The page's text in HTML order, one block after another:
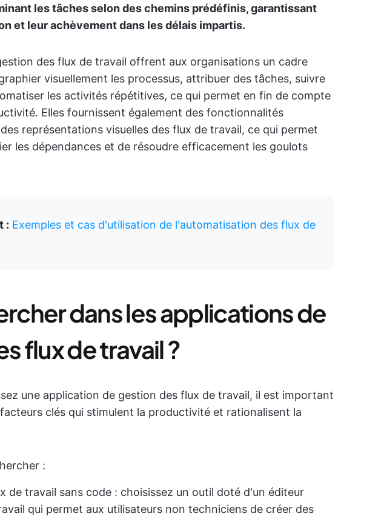
les tâches selon des chemins prédéfinis, garantissant
et leur achèvement dans les délais impartis.
des flux de travail offrent aux organisations un cadre
visuellement les processus, attribuer des tâches, suivre
les activités répétitives, ce qui permet en fin de compte
Elles fournissent également des fonctionnalités
représentations visuelles des flux de travail, ce qui permet
les dépendances et de résoudre efficacement les goulots
: Exemples et cas d'utilisation de l'automatisation des flux de
dans les applications de
flux de travail ?
une application de gestion des flux de travail, il est important
clés qui stimulent la productivité et rationalisent la
:
de travail sans code : choisissez un outil doté d'un éditeur
qui permet aux utilisateurs non techniciens de créer des